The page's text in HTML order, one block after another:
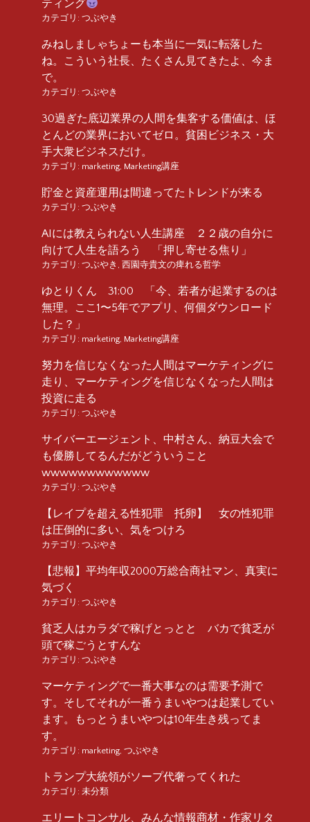
ティング
カテゴリ: つぶやき
みねしましゃちょーも本当に一気に転落した
ね。こういう社長、たくさん見てきたよ、今ま
で。
カテゴリ: つぶやき
30過ぎた底辺業界の人間を集客する価値は、ほ
とんどの業界においてゼロ。貧困ビジネス・大
手大衆ビジネスだけ。
カテゴリ: marketing, Marketing講座
貯金と資産運用は間違ってたトレンドが来る
カテゴリ: つぶやき
AIには教えられない人生講座 ２２歳の自分に
向けて人生を語ろう 「押し寄せる焦り」
カテゴリ: つぶやき , 西園寺貴文の痺れる哲学
ゆとりくん 31:00 「今、若者が起業するのは
無理。ここ1〜5年でアプリ、何個ダウンロード
した？」
カテゴリ: marketing, Marketing講座
努力を信じなくなった人間はマーケティングに
走り、マーケティングを信じなくなった人間は
投資に走る
カテゴリ: つぶやき
サイバーエージェント、中村さん、納豆大会で
も優勝してるんだがどういうこと
wwwwwwwwwwww
カテゴリ: つぶやき
【レイプを超える性犯罪 托卵】 女の性犯罪
は圧倒的に多い、気をつけろ
カテゴリ: つぶやき
【悲報】平均年収2000万総合商社マン、真実に
気づく
カテゴリ: つぶやき
貧乏人はカラダで稼げとっとと バカで貧乏が
頭で稼ごうとすんな
カテゴリ: つぶやき
マーケティングで一番大事なのは需要予測で
す。そしてそれが一番うまいやつは起業してい
ます。もっとうまいやつは10年生き残ってま
す。
カテゴリ: marketing, つぶやき
トランプ大統領がソープ代奢ってくれた
カテゴリ: 未分類
エリートコンサル、みんな情報商材・作家リタ